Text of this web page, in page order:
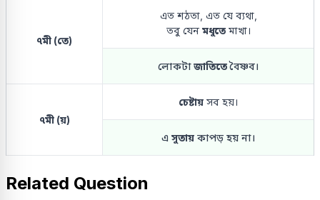
৭মী (তে)
এত শঠতা, এত যে ব্যথা,
তবু যেন মধুতেমাখা।
লোকটাজাতিতেবৈষ্ণব।
৭মী (য়)
চেষ্টায় সব হয়।
এ সুতায় কাপড় হয় না।
Related Question